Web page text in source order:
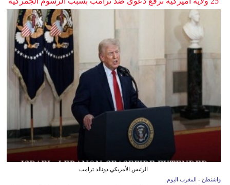
الرئيس الأمريكي دونالد ترامب
واشنطن - المغرب اليوم